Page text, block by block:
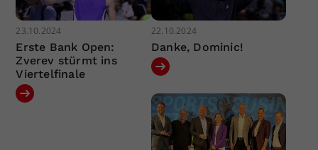
23.10.2024
Erste Bank Open:
Zverev stürmt ins
Viertelfinale
22.10.2024
Danke, Dominic!